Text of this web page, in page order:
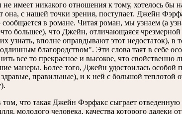
имеет никакого отношения к тому, хотелось бы
она, с нашей точки зрения, поступает. Джейн
в романе. Читая роман, мы узнаем (а
большее), что Джейн, отличающаяся
узнать, вполне оправдывают этот недостаток), в
благородством". Эти слова таят в себе
все то прекрасное и высокое, что свойственно
манеры. Более того, Джейн удостоилась особой
правильные), и к ней с большой теплотой
что такая Джейн Фэрфакс сыграет
молодого человека, качества которого далеки